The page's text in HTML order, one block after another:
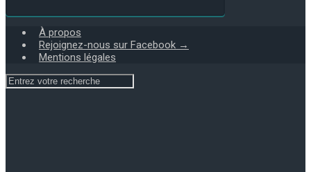
À propos
Rejoignez-nous sur Facebook →
Mentions légales